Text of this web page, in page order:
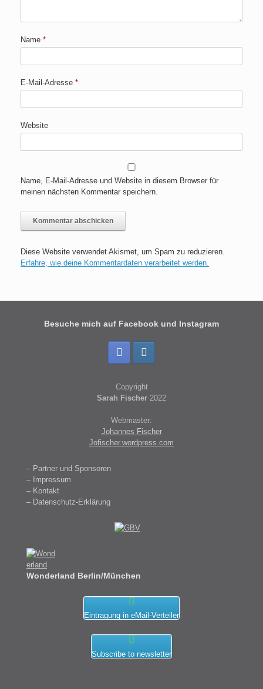
Name *
E-Mail-Adresse *
Website
Name, E-Mail-Adresse und Website in diesem Browser für
meinen nächsten Kommentar speichern.
Diese Website verwendet Akismet, um Spam zu reduzieren.
Erfahre, wie deine Kommentardaten verarbeitet werden.
Besuche mich auf Facebook und Instagram
Copyright
Sarah Fischer 2022
Webmaster:
Johannes Fischer
Jofischer.wordpress.com
– Partner und Sponsoren
– Impressum
– Kontakt
– Datenschutz-Erklärung
Wonderland Berlin/München
Eintragung in eMail-Verteiler
Subscribe to newsletter